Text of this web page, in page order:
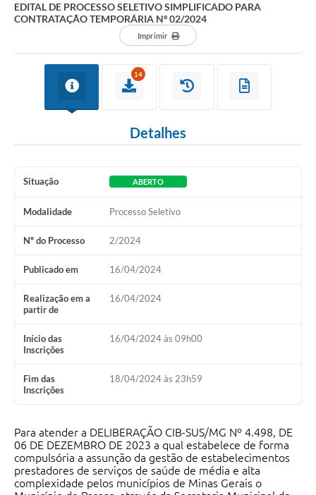
Galeria de Vídeos
EDITAL DE PROCESSO SELETIVO SIMPLIFICADO PARA
CONTRATAÇÃO TEMPORÁRIA Nº 02/2024
Imprimir
14
Detalhes
Situação ABERTO
Modalidade Processo Seletivo
Nº do Processo 2/2024
Publicado em 16/04/2024
Realização em a
partir de
16/04/2024
Início das
Inscrições
16/04/2024 às 09h00
Fim das
Inscrições
18/04/2024 às 23h59
Para atender a DELIBERAÇÃO CIB-SUS/MG Nº 4.498, DE
06 DE DEZEMBRO DE 2023 a qual estabelece de forma
compulsória a assunção da gestão de estabelecimentos
prestadores de serviços de saúde de média e alta
complexidade pelos municípios de Minas Gerais o